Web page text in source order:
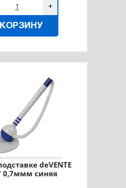
+
deVENTE
0,7ммм синяя